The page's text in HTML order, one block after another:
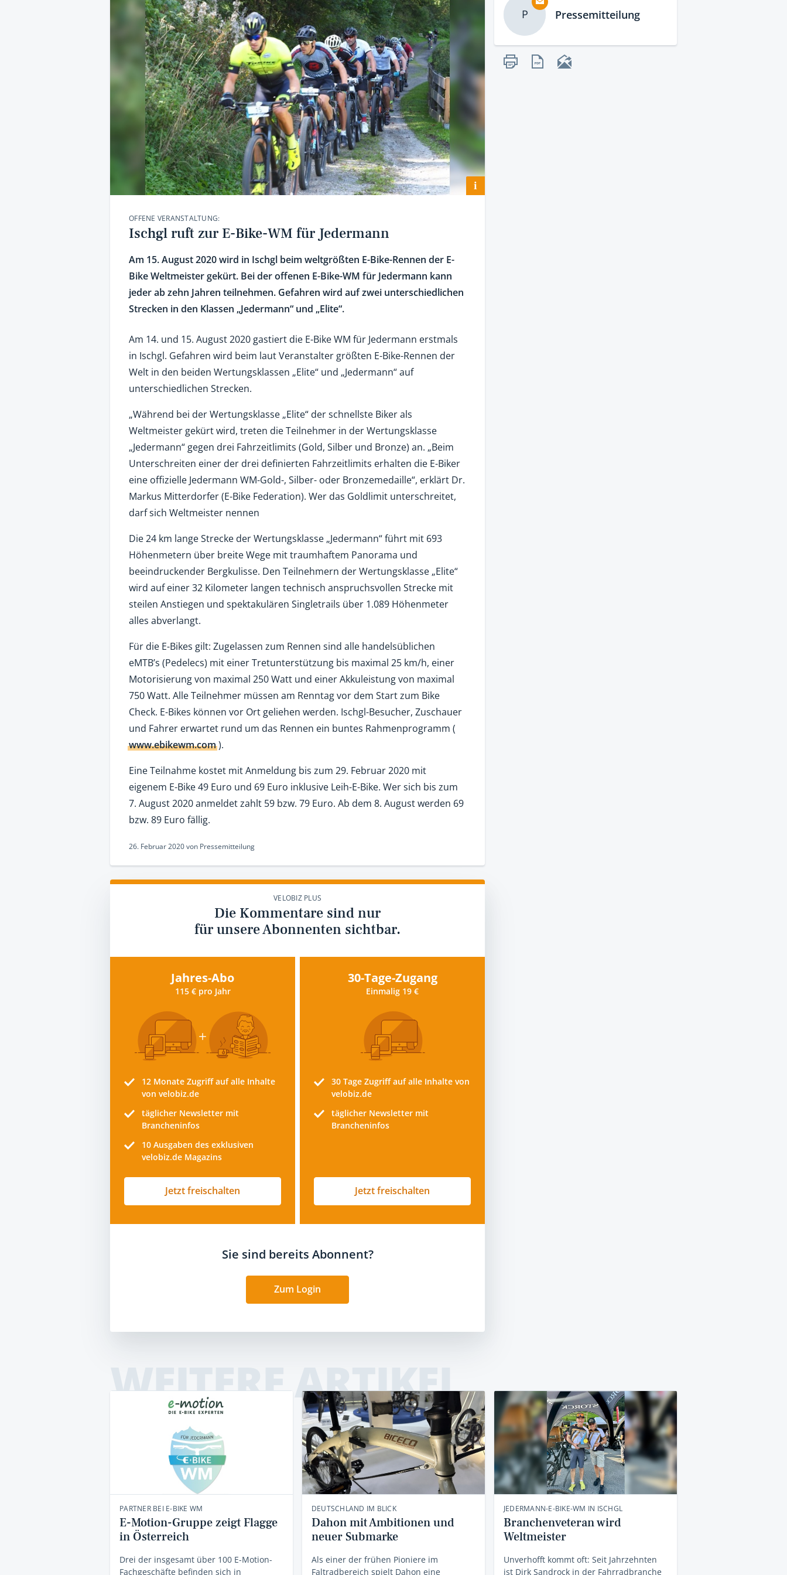
i
OFFENE VERANSTALTUNG:
Ischgl ruft zur E-Bike-WM für Jedermann
Am 15. August 2020 wird in Ischgl beim weltgrößten E-Bike-Rennen der E-
Bike Weltmeister gekürt. Bei der offenen E-Bike-WM für Jedermann kann
jeder ab zehn Jahren teilnehmen. Gefahren wird auf zwei unterschiedlichen
Strecken in den Klassen „Jedermann“ und „Elite“.
Am 14. und 15. August 2020 gastiert die E-Bike WM für Jedermann erstmals
in Ischgl. Gefahren wird beim laut Veranstalter größten E-Bike-Rennen der
Welt in den beiden Wertungsklassen „Elite“ und „Jedermann“ auf
unterschiedlichen Strecken.
„Während bei der Wertungsklasse „Elite“ der schnellste Biker als
Weltmeister gekürt wird, treten die Teilnehmer in der Wertungsklasse
„Jedermann“ gegen drei Fahrzeitlimits (Gold, Silber und Bronze) an. „Beim
Unterschreiten einer der drei definierten Fahrzeitlimits erhalten die E-Biker
eine offizielle Jedermann WM-Gold-, Silber- oder Bronzemedaille“, erklärt Dr.
Markus Mitterdorfer (E-Bike Federation). Wer das Goldlimit unterschreitet,
darf sich Weltmeister nennen
Die 24 km lange Strecke der Wertungsklasse „Jedermann“ führt mit 693
Höhenmetern über breite Wege mit traumhaftem Panorama und
beeindruckender Bergkulisse. Den Teilnehmern der Wertungsklasse „Elite“
wird auf einer 32 Kilometer langen technisch anspruchsvollen Strecke mit
steilen Anstiegen und spektakulären Singletrails über 1.089 Höhenmeter
alles abverlangt.
Für die E-Bikes gilt: Zugelassen zum Rennen sind alle handelsüblichen
eMTB’s (Pedelecs) mit einer Tretunterstützung bis maximal 25 km/h, einer
Motorisierung von maximal 250 Watt und einer Akkuleistung von maximal
750 Watt. Alle Teilnehmer müssen am Renntag vor dem Start zum Bike
Check. E-Bikes können vor Ort geliehen werden. Ischgl-Besucher, Zuschauer
und Fahrer erwartet rund um das Rennen ein buntes Rahmenprogramm (
www.ebikewm.com).
Eine Teilnahme kostet mit Anmeldung bis zum 29. Februar 2020 mit
eigenem E-Bike 49 Euro und 69 Euro inklusive Leih-E-Bike. Wer sich bis zum
7. August 2020 anmeldet zahlt 59 bzw. 79 Euro. Ab dem 8. August werden 69
bzw. 89 Euro fällig.
26. Februar 2020von Pressemitteilung
VELOBIZ PLUS
Die Kommentare sind nur
für unsere Abonnenten sichtbar.
Jahres-Abo
115 € pro Jahr
12 Monate Zugriff auf alle Inhalte
von velobiz.de
täglicher Newsletter mit
Brancheninfos
10 Ausgaben des exklusiven
velobiz.de Magazins
Jetzt freischalten
30-Tage-Zugang
Einmalig 19 €
30 Tage Zugriff auf alle Inhalte von
velobiz.de
täglicher Newsletter mit
Brancheninfos
Jetzt freischalten
Sie sind bereits Abonnent?
Zum Login
P Pressemitteilung
WEITERE ARTIKEL
PARTNER BEI E-BIKE WM
E-Motion-Gruppe zeigt Flagge
in Österreich
Drei der insgesamt über 100 E-Motion-
Fachgeschäfte befinden sich in
DEUTSCHLAND IM BLICK
Dahon mit Ambitionen und
neuer Submarke
Als einer der frühen Pioniere im
Faltradbereich spielt Dahon eine
JEDERMANN-E-BIKE-WM IN ISCHGL
Branchenveteran wird
Weltmeister
Unverhofft kommt oft: Seit Jahrzehnten
ist Dirk Sandrock in der Fahrradbranche